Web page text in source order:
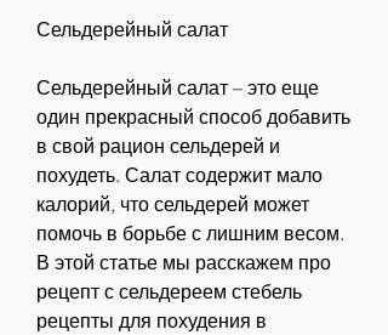
Сельдерейный салат
Сельдерейный салат – это еще
один прекрасный способ добавить
в свой рацион сельдерей и
похудеть. Салат содержит мало
калорий, что сельдерей может
помочь в борьбе с лишним весом.
В этой статье мы расскажем про
рецепт с сельдереем стебель
рецепты для похудения в